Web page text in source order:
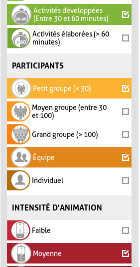
Activités développées
(Entre 30 et 60 minutes)
Activités élaborées (> 60
minutes)
PARTICIPANTS
Petit groupe (< 30)
Moyen groupe (entre 30
et 100)
Grand groupe (> 100)
Équipe
Individuel
INTENSITÉ D'ANIMATION
Faible
Moyenne